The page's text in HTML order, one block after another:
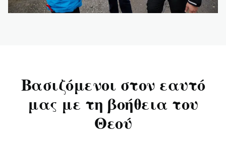
Βασιζόμενοι στον εαυτό
μας με τη βοήθεια του
Θεού